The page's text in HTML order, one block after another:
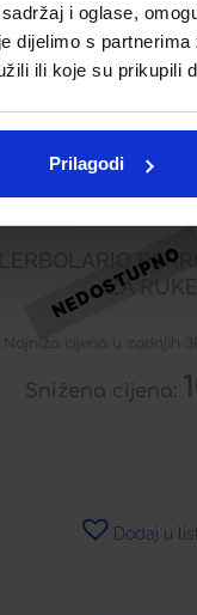
i oglase,
dijelimo s
ili koje su prikupili
Prilagodi
LERBOLARIO
ZA RUKE
Najniža cijena u zadnjih
Snižena cijena:
Dodaj u